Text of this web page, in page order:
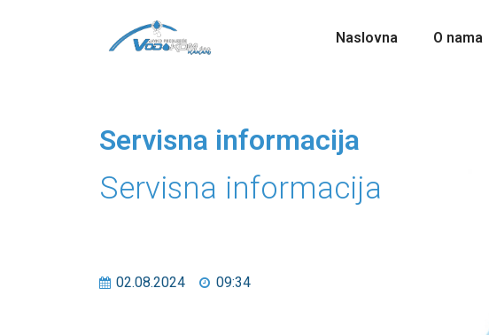
Naslovna O nama
Servisna informacija
Servisna informacija
02.08.2024 09:34